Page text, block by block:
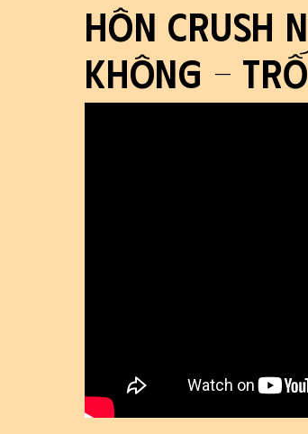
Hôn Crush
KHÔNG -